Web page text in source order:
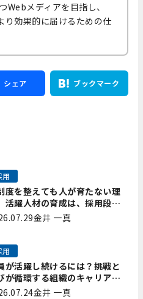
Webメディアを目指し、
り効果的に届けるための仕
シェア ブックマーク
度を整えても人が育たない理
活躍人材の育成は、採用段階
決まっている｜プレシャスパ
用
金井 一真
が活躍し続けるには？挑戦と
が循環する組織のキャリア開
プレシャスパートナーズ矢野
用
金井 一真